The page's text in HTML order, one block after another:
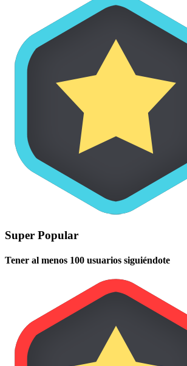
Super Popular
Tener al menos 100 usuarios siguiéndote